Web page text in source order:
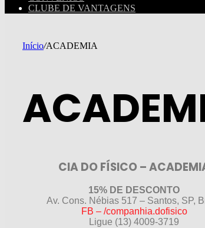
CLUBE DE VANTAGENS
Início/ACADEMIA
CIA DO FÍSICO –
15% DE DESCONTO
Av. Cons. Nébias 517 – Santos, SP,
FB – /companhia.dofisico
Ligue (13) 4009-3719